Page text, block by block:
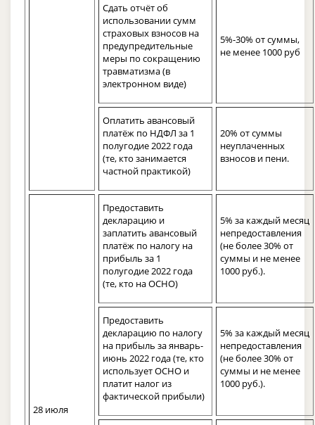
Сдать отчёт об
использовании сумм
страховых взносов на
предупредительные
меры по сокращению
травматизма (в
электронном виде)
5%-30% от суммы,
не менее 1000 руб
Оплатить авансовый
платёж по НДФЛ за 1
полугодие 2022 года
(те, кто занимается
частной практикой)
20% от суммы
неуплаченных
взносов и пени.
28 июля
Предоставить
декларацию и
заплатить авансовый
платёж по налогу на
прибыль за 1
полугодие 2022 года
(те, кто на ОСНО)
5% за каждый месяц
непредоставления
(не более 30% от
суммы и не менее
1000 руб.).
Предоставить
декларацию по налогу
на прибыль за январь-
июнь 2022 года (те, кто
использует ОСНО и
платит налог из
фактической прибыли)
5% за каждый месяц
непредоставления
(не более 30% от
суммы и не менее
1000 руб.).